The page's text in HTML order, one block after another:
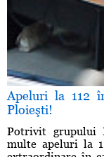
Apeluri la 112
Ploieşti!
Potrivit grupului
multe apeluri la